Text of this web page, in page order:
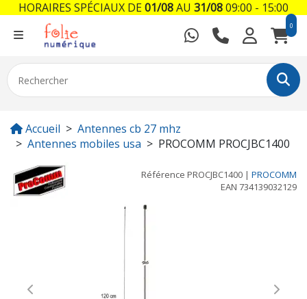
0
Accueil
Antennes cb 27 mhz
Antennes mobiles usa
PROCOMM PROCJBC1400
Référence PROCJBC1400 | PROCOMM
EAN 734139032129
Previous Next
HORAIRES SPÉCIAUX DE01/08AU 31/0809:00 - 15:00